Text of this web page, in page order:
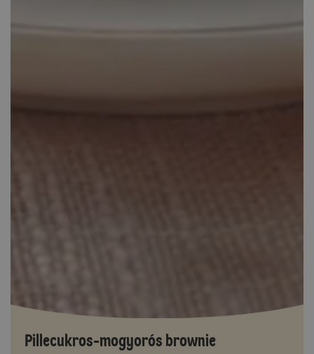
Pillecukros-mogyorós brownie